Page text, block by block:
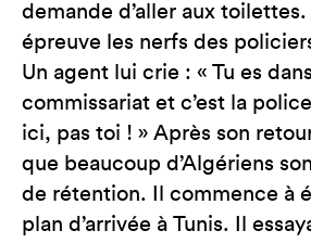
demande d’aller aux
épreuve les nerfs des
Un agent lui crie : « Tu es
commissariat et c’est la
ici, pas toi ! » Après son
que beaucoup d’Algériens
de rétention. Il commence à
plan d’arrivée à Tunis. Il